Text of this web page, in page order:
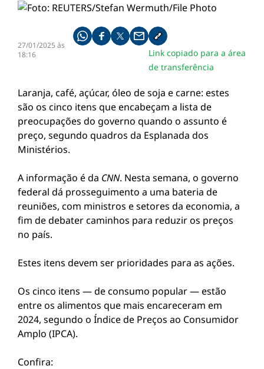
27/01/2025 às
18:16
Compartilhe pelo whatsapp
Compartilhar no facebook
Compartilhar no twitter
Compartilhe pelo email
Copiar link da notícia
Link copiado para a área
de transferência
Laranja, café, açúcar, óleo de soja e carne: estes
são os cinco itens que encabeçam a lista de
preocupações do governo quando o assunto é
preço, segundo quadros da Esplanada dos
Ministérios.
A informação é da CNN. Nesta semana, o governo
federal dá prosseguimento a uma bateria de
reuniões, com ministros e setores da economia, a
fim de debater caminhos para reduzir os preços
no país.
Estes itens devem ser prioridades para as ações.
Os cinco itens — de consumo popular — estão
entre os alimentos que mais encareceram em
2024, segundo o Índice de Preços ao Consumidor
Amplo (IPCA).
Confira: